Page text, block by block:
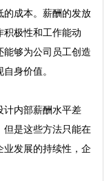
的成本。薪酬的发放
积极性和工作能动
能够为公司员工创造
身价值。
计内部薪酬水平差
但是这些方法只能在
业发展的持续性，企